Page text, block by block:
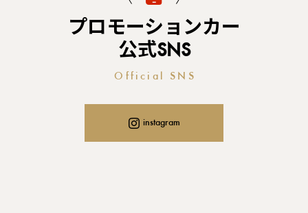
プロモーションカー
公式SNS
Official SNS
instagram